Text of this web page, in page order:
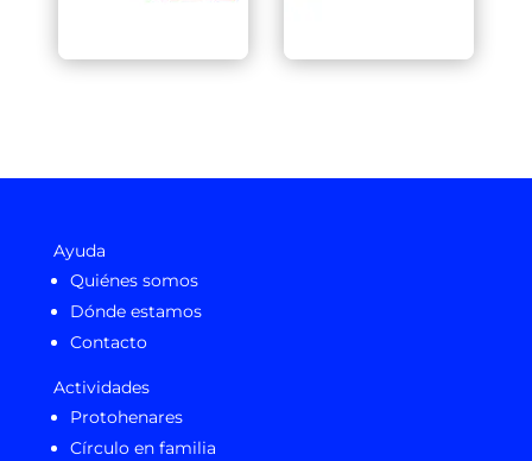
Ayuda
Quiénes somos
Dónde estamos
Contacto
Actividades
Protohenares
Círculo en familia